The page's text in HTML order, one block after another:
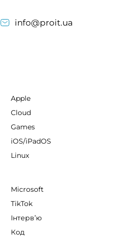
info@proit.ua
Apple
Cloud
Games
iOS/iPadOS
Linux
Microsoft
TikTok
Інтервʼю
Код